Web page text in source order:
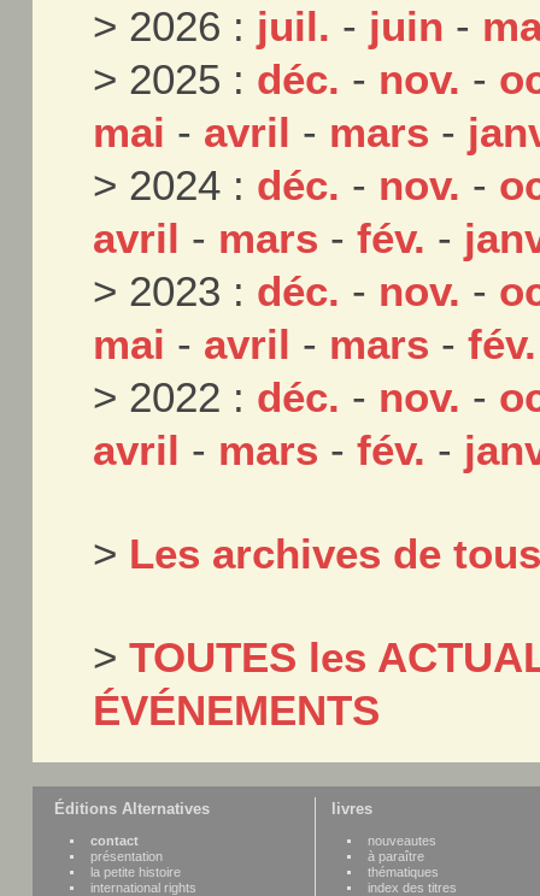
> 2026 : juil. - juin -
> 2025 : déc. - nov. -
mai - avril - mars -
> 2024 : déc. - nov. -
avril - mars -fév. -
> 2023 : déc. - nov. -
mai - avril - mars -fév.
> 2022 : déc. - nov. -
avril - mars -fév. -
> Les archives de
>TOUTES les
ÉVÉNEMENTS
Éditions Alternatives
contact
présentation
la petite histoire
international rights
livres
nouveautes
à paraître
thématiques
index des titres